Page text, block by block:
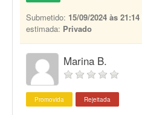
Submetido: 15/09/2024 às 21:14
estimada: Privado
Marina B.
Promovida Rejeitada